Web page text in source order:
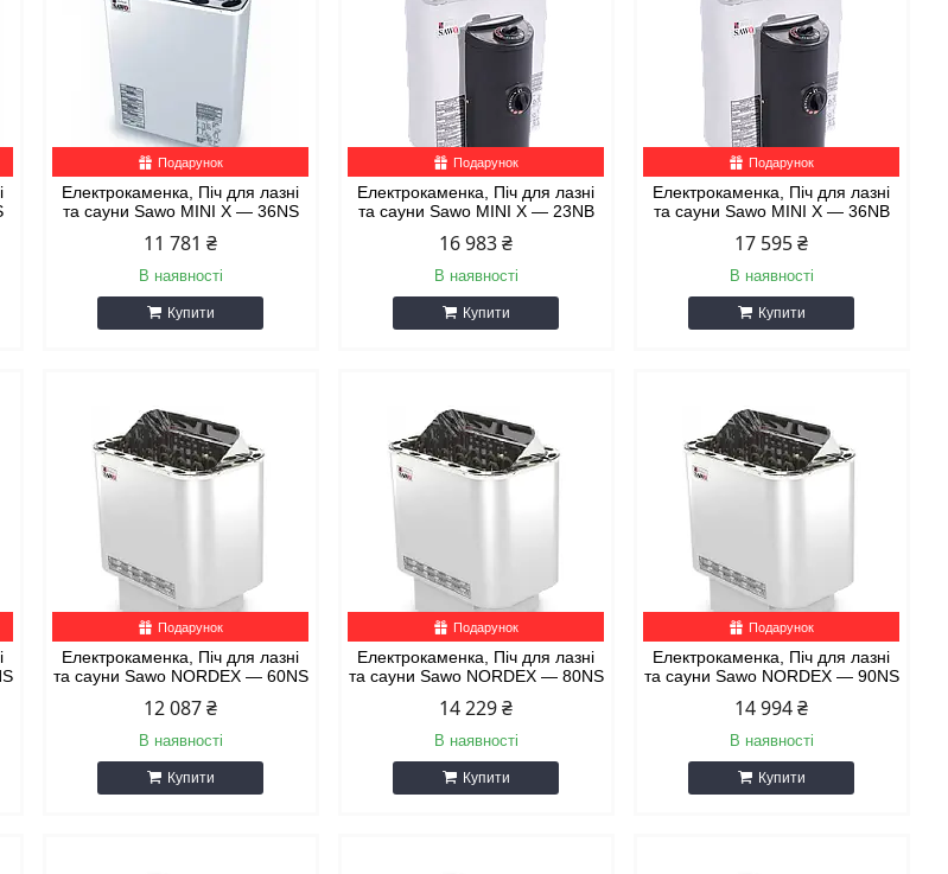
Подарунок
Електрокаменка, Піч для лазні
та сауни Sawo MINI X — 36NS
11 781 ₴
В наявності
Купити
Подарунок
Електрокаменка, Піч для лазні
та сауни Sawo MINI X — 23NB
16 983 ₴
В наявності
Купити
Подарунок
Електрокаменка, Піч для лазні
та сауни Sawo MINI X — 36NB
17 595 ₴
В наявності
Купити
Подарунок
Електрокаменка, Піч для лазні
та сауни Sawo NORDEX — 60NS
12 087 ₴
В наявності
Купити
Подарунок
Електрокаменка, Піч для лазні
та сауни Sawo NORDEX — 80NS
14 229 ₴
В наявності
Купити
Подарунок
Електрокаменка, Піч для лазні
та сауни Sawo NORDEX — 90NS
14 994 ₴
В наявності
Купити